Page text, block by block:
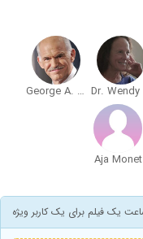
George A. Papandreou
Aja Monet